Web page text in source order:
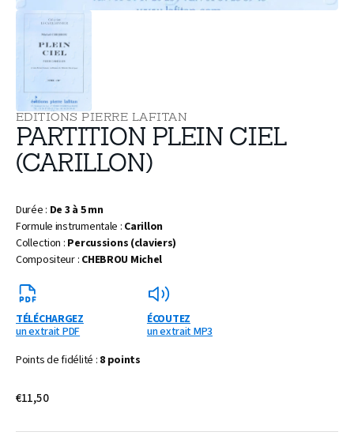
EDITIONS PIERRE LAFITAN
PARTITION PLEIN CIEL
(CARILLON)
Durée : De 3 à 5 mn
Formule instrumentale : Carillon
Collection : Percussions (claviers)
Compositeur : CHEBROU Michel
TÉLÉCHARGEZ
un extrait PDF
ÉCOUTEZ
un extrait MP3
Points de fidélité : 8 points
Prix
€11,50